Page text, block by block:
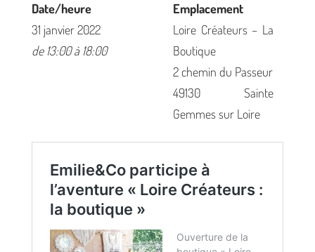
Date/heure
31 janvier 2022
de 13:00 à 18:00
Emplacement
Loire Créateurs – La
Boutique
2 chemin du Passeur
49130 Sainte
Gemmes sur Loire